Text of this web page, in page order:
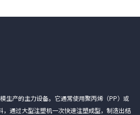
生产的主力设备。它通常使用聚丙烯（PP）或
，通过大型注塑机一次快速注塑成型，制造出结